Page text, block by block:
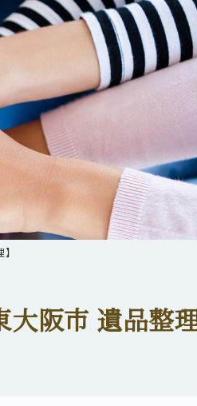
】
大阪市 遺品整